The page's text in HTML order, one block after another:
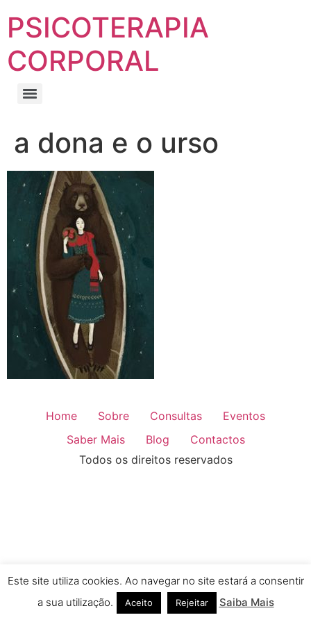
PSICOTERAPIA
CORPORAL
a dona e o urso
Home Sobre Consultas
Eventos
Saber Mais
Blog
Contactos
Todos os direitos reservados
Este site utiliza cookies. Ao navegar no site estará a consentir
a sua utilização.
Aceito Rejeitar Saiba Mais